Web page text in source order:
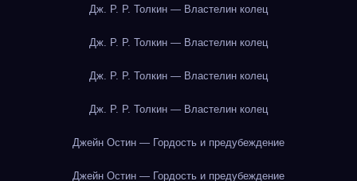
Дж. Р. Р. Толкин — Властелин колец
Дж. Р. Р. Толкин — Властелин колец
Дж. Р. Р. Толкин — Властелин колец
Дж. Р. Р. Толкин — Властелин колец
Джейн Остин — Гордость и предубеждение
Джейн Остин — Гордость и предубеждение